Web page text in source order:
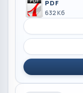
PDF
632 Кб